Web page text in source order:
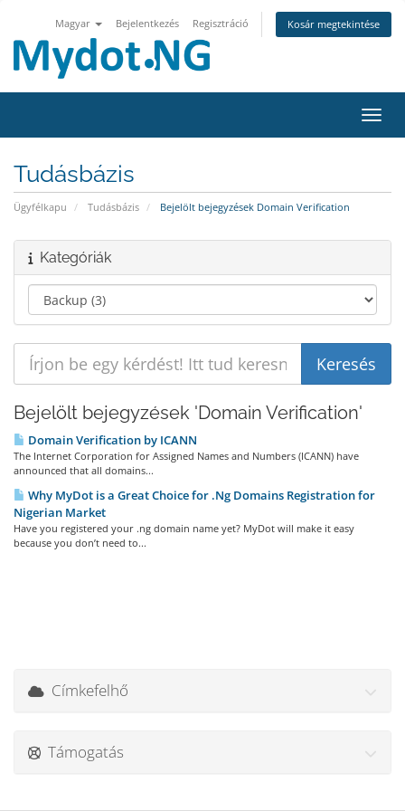
Magyar Bejelentkezés Regisztráció Kosár megtekintése
Tudásbázis
Ügyfélkapu Tudásbázis Bejelölt bejegyzések Domain Verification
Kategóriák
Bejelölt bejegyzések 'Domain Verification'
Domain Verification by ICANN
The Internet Corporation for Assigned Names and Numbers (ICANN) have
announced that all domains...
Why MyDot is a Great Choice for .Ng Domains Registration for
Nigerian Market
Have you registered your .ng domain name yet? MyDot will make it easy
because you don’t need to...
Címkefelhő
Támogatás